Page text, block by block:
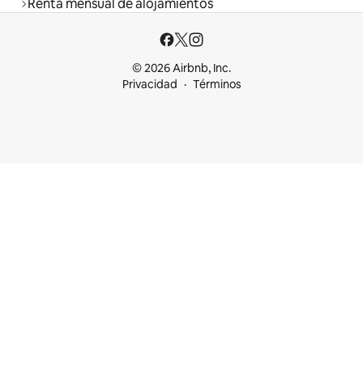
Renta mensual de alojamientos
© 2026 Airbnb, Inc.
Privacidad
Términos